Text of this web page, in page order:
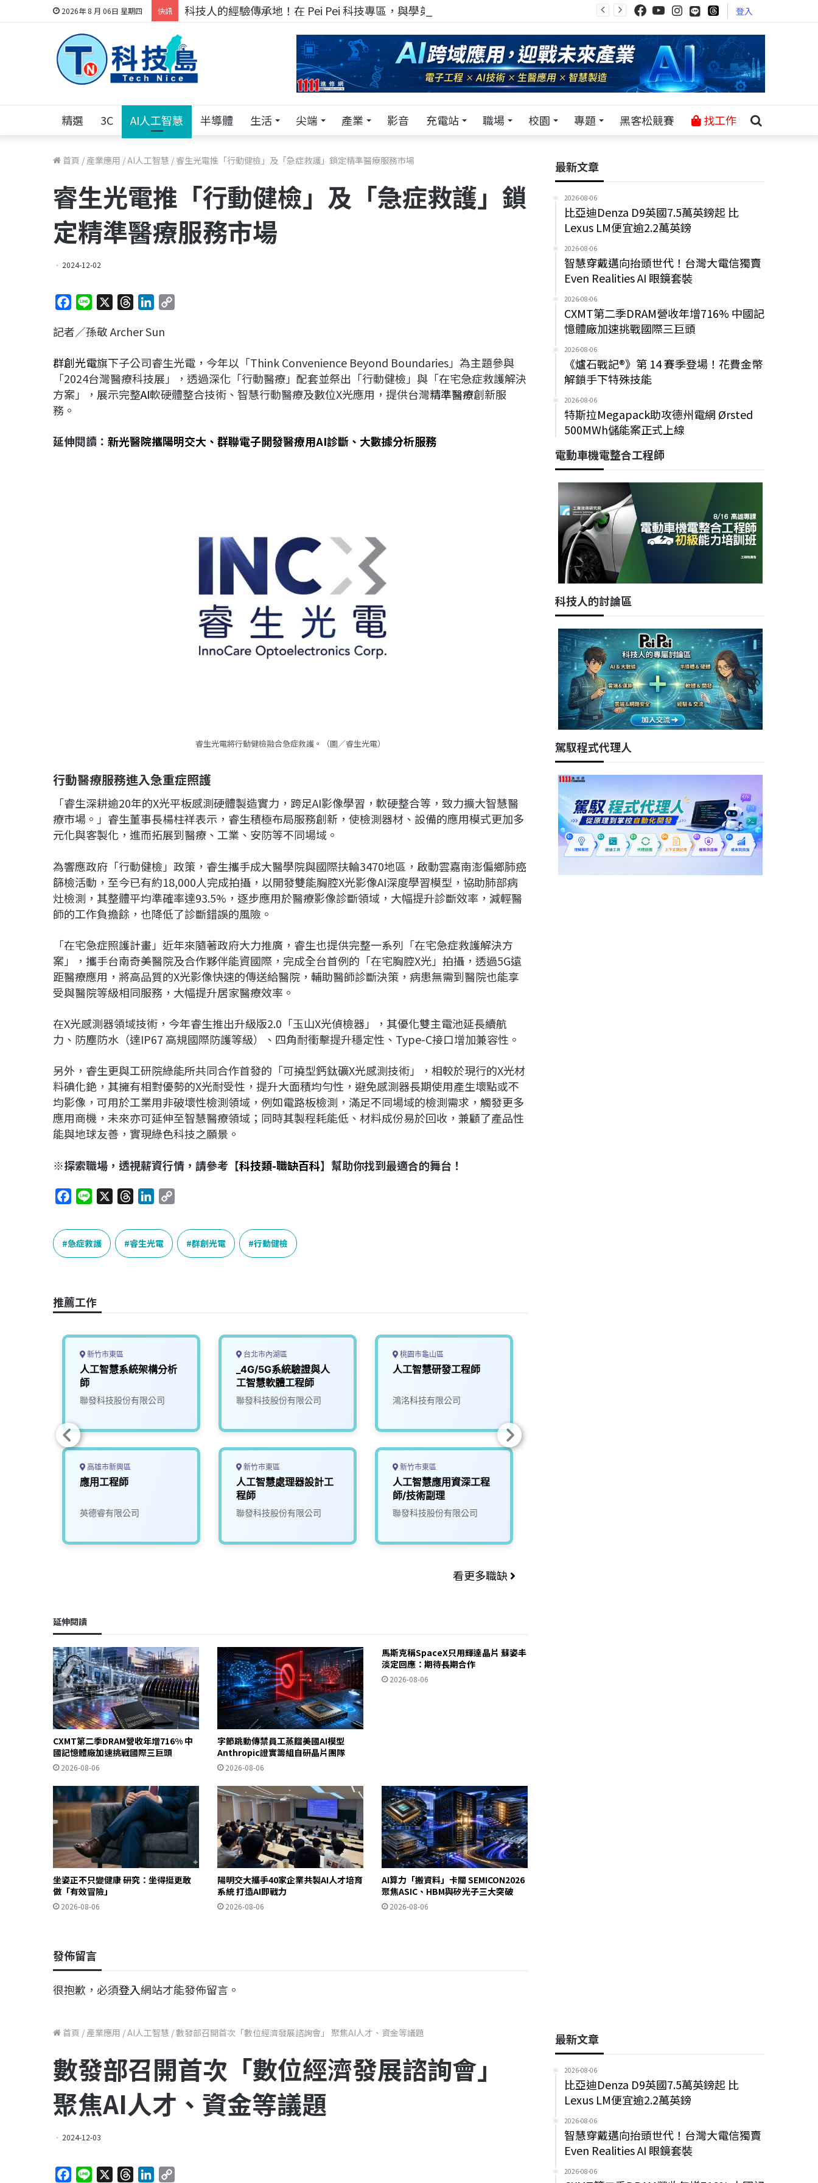
2026年 8 月 06日 星期四 快訊 科技人的經驗傳承地！在 Pei Pei 科技專區，與學弟妹交流最硬核的技術 登入
精選 3C AI人工智慧 半導體 生活 尖端 產業 影音 充電站 職場 校園 專題 黑客松競賽 找工作
首頁 / 產業應用 /AI人工智慧 / 睿生光電推「行動健檢」及「急症救護」鎖定精準醫療服務市場
睿生光電推「行動健檢」及「急症救護」鎖
定精準醫療服務市場
2024-12-02
c
b
o
o
n
r
a
d
s
n
e
d
I
L
n
記者／孫敬 Archer Sun
群創光電旗下子公司睿生光電，今年以「Think Convenience Beyond Boundaries」為主題參與
「2024台灣醫療科技展」，透過深化「行動醫療」配套並祭出「行動健檢」與「在宅急症救護解決
方案」，展示完整AI軟硬體整合技術、智慧行動醫療及數位X光應用，提供台灣精準醫療創新服
務。
延伸閱讀： 新光醫院攜陽明交大、群聯電子開發醫療用AI診斷、大數據分析服務
睿生光電將行動健檢融合急症救護。（圖／睿生光電）
行動醫療服務進入急重症照護
「睿生深耕逾20年的X光平板感測硬體製造實力，跨足AI影像學習，軟硬整合等，致力擴大智慧醫
療市場。」睿生董事長楊柱祥表示，睿生積極布局服務創新，使檢測器材、設備的應用模式更加多
元化與客製化，進而拓展到醫療、工業、安防等不同場域。
為響應政府「行動健檢」政策，睿生攜手成大醫學院與國際扶輪3470地區，啟動雲嘉南澎偏鄉肺癌
篩檢活動，至今已有約18,000人完成拍攝，以開發雙能胸腔X光影像AI深度學習模型，協助肺部病
灶檢測，其整體平均準確率達93.5%，逐步應用於醫療影像診斷領域，大幅提升診斷效率，減輕醫
師的工作負擔餘，也降低了診斷錯誤的風險。
「在宅急症照護計畫」近年來隨著政府大力推廣，睿生也提供完整一系列「在宅急症救護解決方
案」，攜手台南奇美醫院及合作夥伴能資國際，完成全台首例的「在宅胸腔X光」拍攝，透過5G遠
距醫療應用，將高品質的X光影像快速的傳送給醫院，輔助醫師診斷決策，病患無需到醫院也能享
受與醫院等級相同服務，大幅提升居家醫療效率。
在X光感測器領域技術，今年睿生推出升級版2.0「玉山X光偵檢器」，其優化雙主電池延長續航
力、防塵防水（達IP67 高規國際防護等級）、四角耐衝擊提升穩定性、Type-C接口增加兼容性。
另外，睿生更與工研院綠能所共同合作首發的「可撓型鈣鈦礦X光感測技術」，相較於現行的X光材
料碘化銫，其擁有相對優勢的X光耐受性，提升大面積均勻性，避免感測器長期使用產生壞點或不
均影像，可用於工業用非破壞性檢測領域，例如電路板檢測，滿足不同場域的檢測需求，觸發更多
應用商機，未來亦可延伸至智慧醫療領域；同時其製程耗能低、材料成份易於回收，兼顧了產品性
能與地球友善，實現綠色科技之願景。
※探索職場，透視薪資行情，請參考【科技類-職缺百科】幫助你找到最適合的舞台！
c
e
b
k
n
e
r
e
a
n
k
e
y
急症救護 睿生光電 群創光電 行動健檢
推薦工作
新竹市東區
人工智慧系統架構分析
師
聯發科技股份有限公司
高雄市新興區
應用工程師
英德睿有限公司
台北市內湖區
_4G/5G系統驗證與人
工智慧軟體工程師
聯發科技股份有限公司
新竹市東區
人工智慧處理器設計工
程師
聯發科技股份有限公司
桃園市龜山區
人工智慧研發工程師
鴻洺科技有限公司
新竹市東區
人工智慧應用資深工程
師/技術副理
聯發科技股份有限公司
看更多職缺
延伸閱讀
CXMT第二季DRAM營收年增716% 中
國記憶體廠加速挑戰國際三巨頭
2026-08-06
字節跳動傳禁員工蒸餾美國AI模型
Anthropic證實籌組自研晶片團隊
2026-08-06
馬斯克稱SpaceX只用輝達晶片 蘇姿丰
淡定回應：期待長期合作
2026-08-06
坐姿正不只變健康 研究：坐得挺更敢
做「有效冒險」
2026-08-06
陽明交大攜手40家企業共製AI人才培育
系統 打造AI即戰力
2026-08-06
AI算力「搬資料」卡關 SEMICON2026
聚焦ASIC、HBM與矽光子三大突破
2026-08-06
發佈留言
很抱歉，必須登入網站才能發佈留言。
最新文章
2026-08-06
比亞迪Denza D9英國7.5萬英鎊起 比
Lexus LM便宜逾2.2萬英鎊
2026-08-06
智慧穿戴邁向抬頭世代！台灣大電信獨賣
Even Realities AI 眼鏡套裝
2026-08-06
CXMT第二季DRAM營收年增716% 中國記
憶體廠加速挑戰國際三巨頭
2026-08-06
《爐石戰記®》第 14 賽季登場！花費金幣
解鎖手下特殊技能
2026-08-06
特斯拉Megapack助攻德州電網 Ørsted
500MWh儲能案正式上線
電動車機電整合工程師
科技人的討論區
駕馭程式代理人